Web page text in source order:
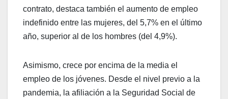
contrato, destaca también el aumento de empleo
indefinido entre las mujeres, del 5,7% en el último
año, superior al de los hombres (del 4,9%).
Asimismo, crece por encima de la media el
empleo de los jóvenes. Desde el nivel previo a la
pandemia, la afiliación a la Seguridad Social de